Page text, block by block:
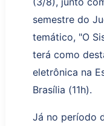
semestre do
temático, "O
terá como
eletrônica na
Brasília (11h).
Já no período